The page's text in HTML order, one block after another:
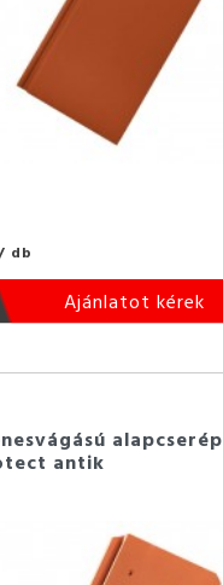
/ db
Ajánlatot kérek
alapcserép
antik